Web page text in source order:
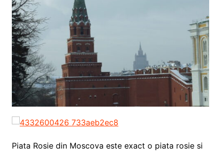
Piata Rosie din Moscova este exact o piata rosie si